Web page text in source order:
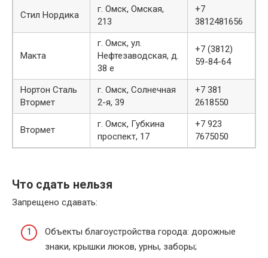
Стил Нордика
г. Омск, Омская,
213
+7
3812481656
Макта
г. Омск, ул.
Нефтезаводская, д.
38 е
+7 (3812)
59-84-64
Нортон Сталь
Втормет
г. Омск, Солнечная
2-я, 39
+7 381
2618550
Втормет
г. Омск, Губкина
проспект, 17
+7 923
7675050
Что сдать нельзя
Запрещено сдавать:
Объекты благоустройства города: дорожные
знаки, крышки люков, урны, заборы;